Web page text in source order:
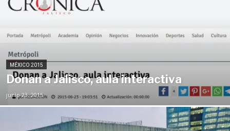
MÉXICO 2015
Donan a Jalisco, aula interactiva
junio 23, 2015